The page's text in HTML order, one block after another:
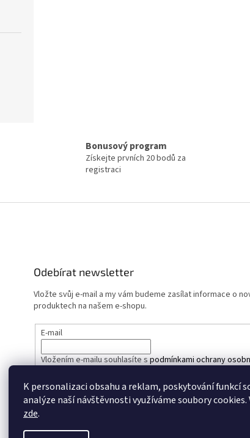
K personalizaci obsahu a reklam, poskytování funkcí
analýze naší návštěvnosti využíváme soubory
zde.
Bonusový program
Získejte prvních 20 bodů za
registraci
Odebírat newsletter
Vložte svůj e-mail a my vám budeme zasílat informace o
produktech na našem e-shopu.
E-mail
Vložením e-mailu souhlasíte spodmínkami ochrany
PŘIHLÁSIT SE